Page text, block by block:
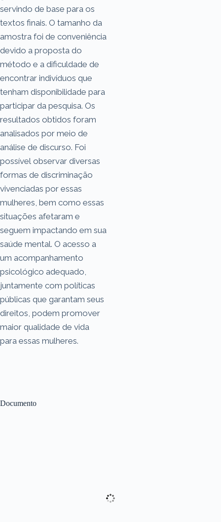
Documento
servindo de base para os
textos finais. O tamanho da
amostra foi de conveniência
devido a proposta do
método e a dificuldade de
encontrar indivíduos que
tenham disponibilidade para
participar da pesquisa. Os
resultados obtidos foram
analisados por meio de
análise de discurso. Foi
possível observar diversas
formas de discriminação
vivenciadas por essas
mulheres, bem como essas
situações afetaram e
seguem impactando em sua
saúde mental. O acesso a
um acompanhamento
psicológico adequado,
juntamente com políticas
públicas que garantam seus
direitos, podem promover
maior qualidade de vida
para essas mulheres.